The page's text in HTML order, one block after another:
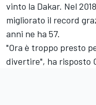
vinto la Dakar. Nel
migliorato il record
anni ne ha 57.
"Ora è troppo presto
divertire", ha risposto